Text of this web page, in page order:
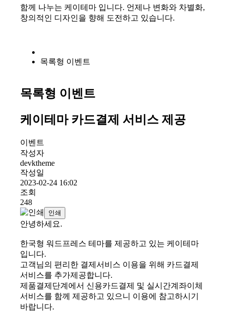
함께 나누는 케이테마 입니다. 언제나 변화와 차별화,
창의적인 디자인을 향해 도전하고 있습니다.
목록형 이벤트
목록형 이벤트
케이테마 카드결제 서비스 제공
이벤트
작성자
devktheme
작성일
2023-02-24 16:02
조회
248
인쇄
안녕하세요.
한국형 워드프레스 테마를 제공하고 있는 케이테마
입니다.
고객님의 편리한 결제서비스 이용을 위해 카드결제
서비스를 추가제공합니다.
제품결제단계에서 신용카드결제 및 실시간계좌이체
서비스를 함께 제공하고 있으니 이용에 참고하시기
바랍니다.